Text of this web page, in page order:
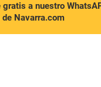
gratis a nuestro
de Navarra.com